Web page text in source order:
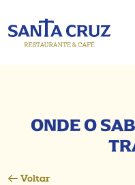
ONDE O
Voltar